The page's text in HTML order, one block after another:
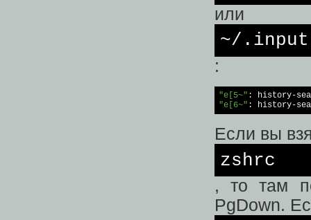
или
~/
:
"e[5~" : history
"e[6~" : history-
Если вы
zshrc
, то там
PgDown.